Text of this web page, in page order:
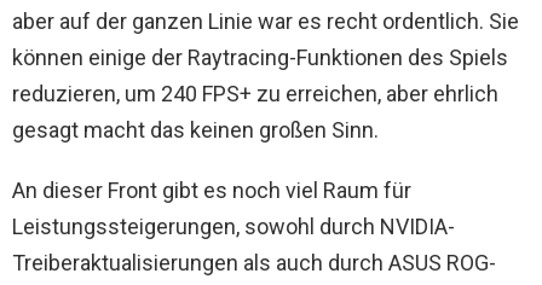
aber auf der ganzen Linie war es recht ordentlich. Sie
können einige der Raytracing-Funktionen des Spiels
reduzieren, um 240 FPS+ zu erreichen, aber ehrlich
gesagt macht das keinen großen Sinn.
An dieser Front gibt es noch viel Raum für
Leistungssteigerungen, sowohl durch NVIDIA-
Treiberaktualisierungen als auch durch ASUS ROG-